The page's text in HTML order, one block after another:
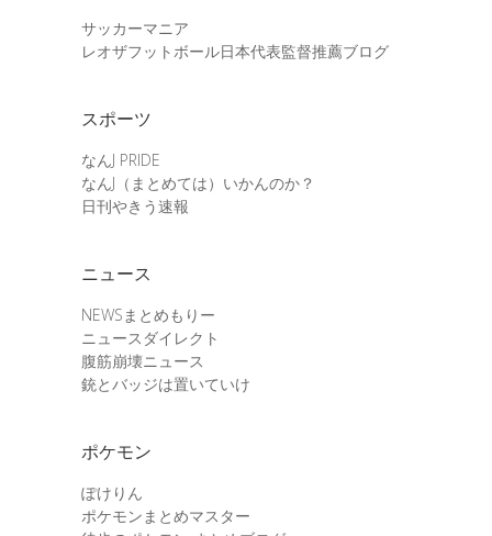
サッカーマニア
レオザフットボール日本代表監督推薦ブログ
スポーツ
なんJ PRIDE
なんJ（まとめては）いかんのか？
日刊やきう速報
ニュース
NEWSまとめもりー
ニュースダイレクト
腹筋崩壊ニュース
銃とバッジは置いていけ
ポケモン
ぽけりん
ポケモンまとめマスター